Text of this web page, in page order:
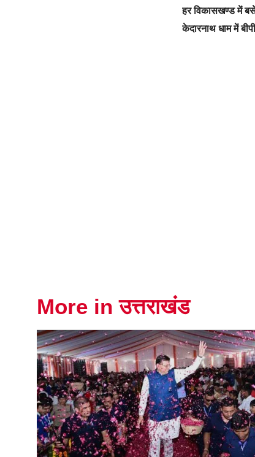
हर विकासखण्ड में
केदारनाथ धाम में
More in उत्तराखंड